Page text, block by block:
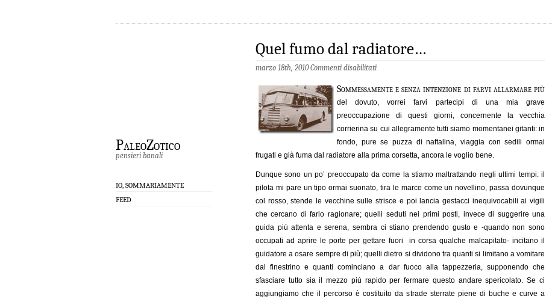
PaleoZotico
pensieri banali
IO, SOMMARIAMENTE
FEED
Quel fumo dal radiatore…
marzo 18th, 2010Commenti disabilitati
Sommessamente e senza intenzione di farvi allarmare più
del dovuto, vorrei farvi partecipi di una mia grave
preoccupazione di questi giorni, concernente la vecchia
corrierina su cui allegramente tutti siamo momentanei gitanti: in
fondo, pure se puzza di naftalina, viaggia con sedili ormai
frugati e già fuma dal radiatore alla prima corsetta, ancora le voglio bene.
Dunque sono un po’ preoccupato da come la stiamo maltrattando negli ultimi tempi: il
pilota mi pare un tipo ormai suonato, tira le marce come un novellino, passa dovunque
col rosso, stende le vecchine sulle strisce e poi lancia gestacci inequivocabili ai vigili
che cercano di farlo ragionare; quelli seduti nei primi posti, invece di suggerire una
guida più attenta e serena, sembra ci stiano prendendo gusto e -quando non sono
occupati ad aprire le porte per gettare fuori in corsa qualche malcapitato- incitano il
guidatore a osare sempre di più; quelli dietro si dividono tra quanti si limitano a vomitare
dal finestrino e quanti cominciano a dar fuoco alla tappezzeria, supponendo che
sfasciare tutto sia il mezzo più rapido per fermare questo andare spericolato. Se ci
aggiungiamo che il percorso è costituito da strade sterrate piene di buche e curve a